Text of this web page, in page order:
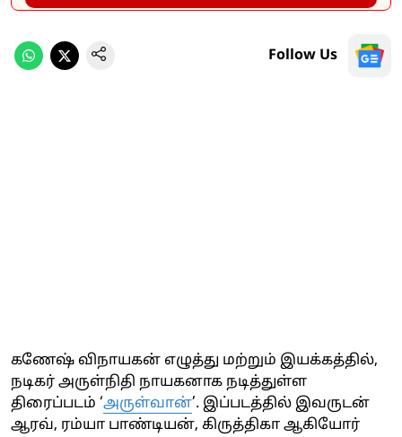
Follow Us
கணேஷ் விநாயகன் எழுத்து மற்றும் இயக்கத்தில்,
நடிகர் அருள்நிதி நாயகனாக நடித்துள்ள
திரைப்படம் ‘அருள்வான்’. இப்படத்தில் இவருடன்
ஆரவ், ரம்யா பாண்டியன், கிருத்திகா ஆகியோர்